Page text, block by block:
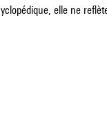
elle ne